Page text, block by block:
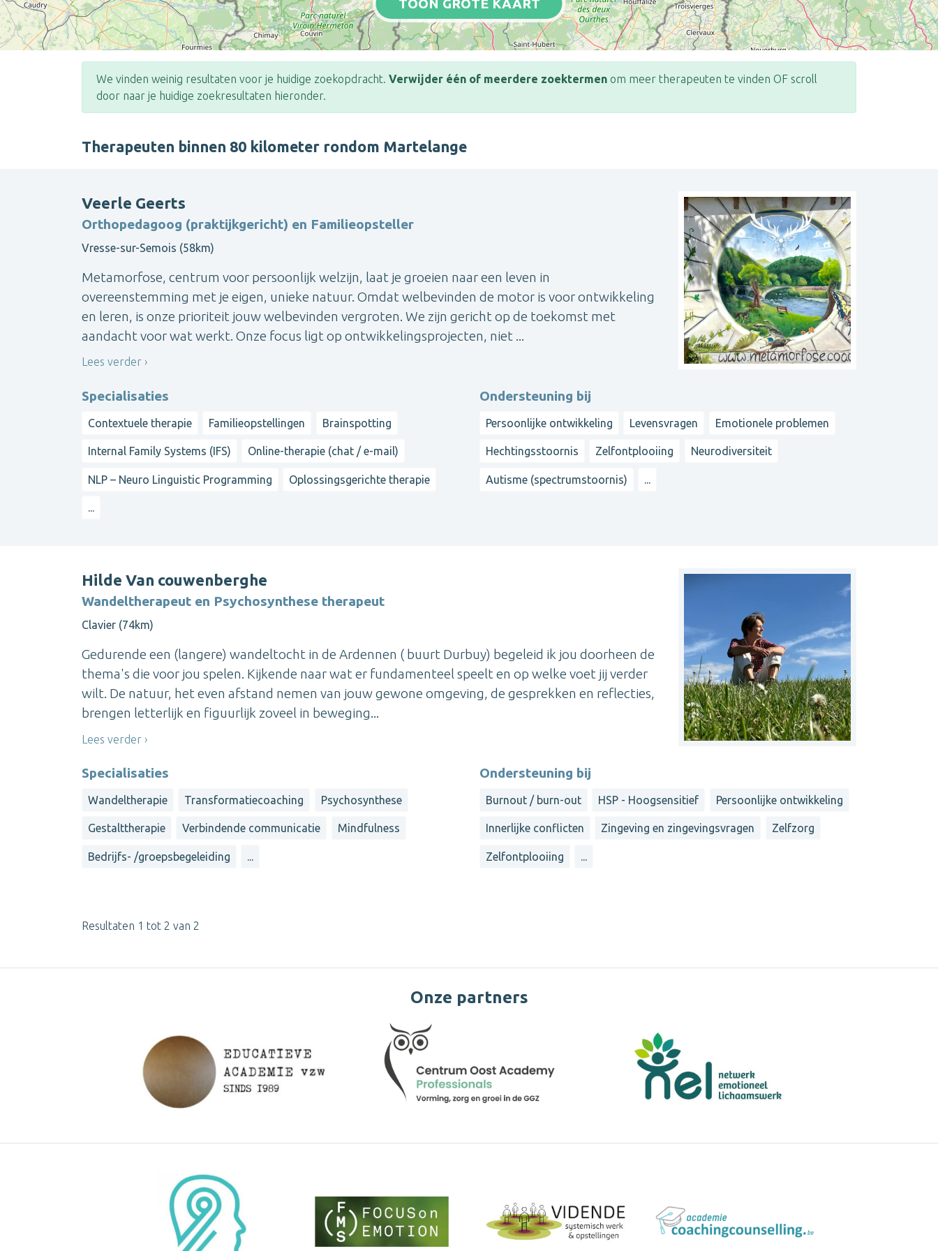
TOON GROTE KAART
We vinden weinig resultaten voor je huidige zoekopdracht. Verwijder één of meerdere zoektermen om meer therapeuten te vinden OF scroll
door naar je huidige zoekresultaten hieronder.
Therapeuten binnen 80 kilometer rondom Martelange
Veerle Geerts
Orthopedagoog (praktijkgericht) en Familieopsteller
Vresse-sur-Semois (58km)
Metamorfose, centrum voor persoonlijk welzijn, laat je groeien naar een leven in
overeenstemming met je eigen, unieke natuur. Omdat welbevinden de motor is voor ontwikkeling
en leren, is onze prioriteit jouw welbevinden vergroten. We zijn gericht op de toekomst met
aandacht voor wat werkt. Onze focus ligt op ontwikkelingsprojecten, niet ...
Lees verder
Specialisaties
Contextuele therapie Familieopstellingen Brainspotting
Internal Family Systems (IFS) Online-therapie (chat / e-mail)
NLP – Neuro Linguistic Programming Oplossingsgerichte therapie
...
Ondersteuning bij
Persoonlijke ontwikkeling Levensvragen Emotionele problemen
Hechtingsstoornis Zelfontplooiing Neurodiversiteit
Autisme (spectrumstoornis)
Hilde Van couwenberghe
Wandeltherapeut en Psychosynthese therapeut
Clavier (74km)
Gedurende een (langere) wandeltocht in de Ardennen ( buurt Durbuy) begeleid ik jou doorheen de
thema's die voor jou spelen. Kijkende naar wat er fundamenteel speelt en op welke voet jij verder
wilt. De natuur, het even afstand nemen van jouw gewone omgeving, de gesprekken en reflecties,
brengen letterlijk en figuurlijk zoveel in beweging...
Lees verder
Specialisaties
Wandeltherapie Transformatiecoaching Psychosynthese
Gestalttherapie Verbindende communicatie Mindfulness
Bedrijfs- /groepsbegeleiding ...
Ondersteuning bij
Burnout / burn-out HSP - Hoogsensitief Persoonlijke ontwikkeling
Innerlijke conflicten Zingeving en zingevingsvragen Zelfzorg
Zelfontplooiing ...
Resultaten 1 tot 2 van 2
Onze partners